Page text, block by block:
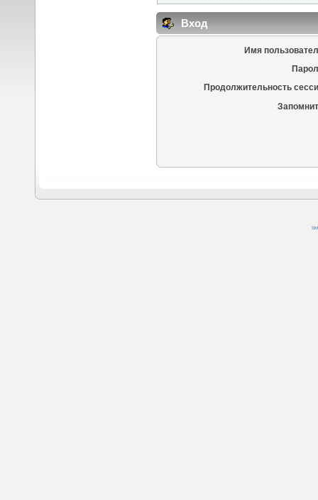
Вход
Имя
Продолжительность